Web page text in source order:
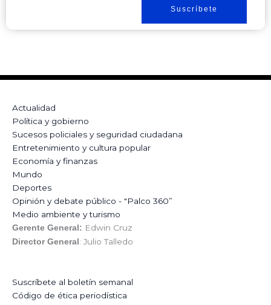
Suscríbete
Actualidad
Política y gobierno
Sucesos policiales y seguridad ciudadana
Entretenimiento y cultura popular
Economía y finanzas
Mundo
Deportes
Opinión y debate público - "Palco 360”
Medio ambiente y turismo
Gerente General: Edwin Cruz
Director General : Julio Talledo
Suscríbete al boletín semanal
Código de ética periodística